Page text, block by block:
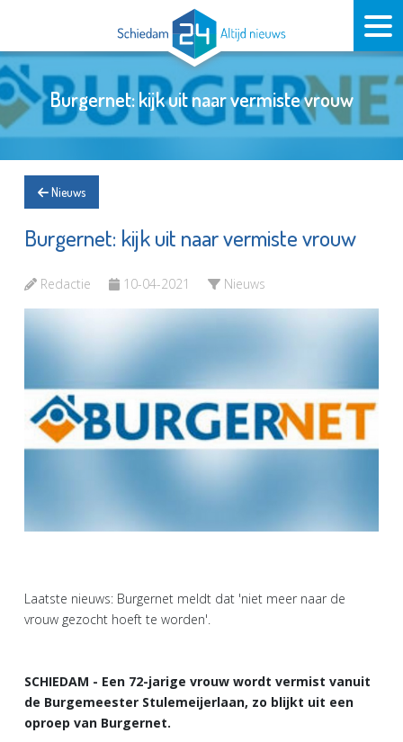
Burgernet: kijk uit naar vermiste vrouw
Nieuws
Burgernet: kijk uit naar vermiste vrouw
Redactie 10-04-2021 Nieuws
Laatste nieuws: Burgernet meldt dat 'niet meer naar de
vrouw gezocht hoeft te worden'.
SCHIEDAM - Een 72-jarige vrouw wordt vermist vanuit
de Burgemeester Stulemeijerlaan, zo blijkt uit een
oproep van Burgernet.